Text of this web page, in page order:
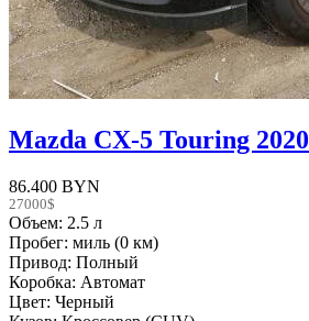
Mazda CX-5 Touring 2020
86.400 BYN
27000$
Объем: 2.5 л
Пробег: миль (0 км)
Привод: Полный
Коробка: Автомат
Цвет: Черный